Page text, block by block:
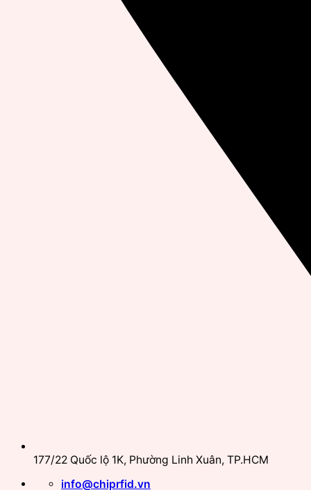
177/22 Quốc lộ 1K, Phường Linh Xuân, TP.HCM
info@chiprfid.vn